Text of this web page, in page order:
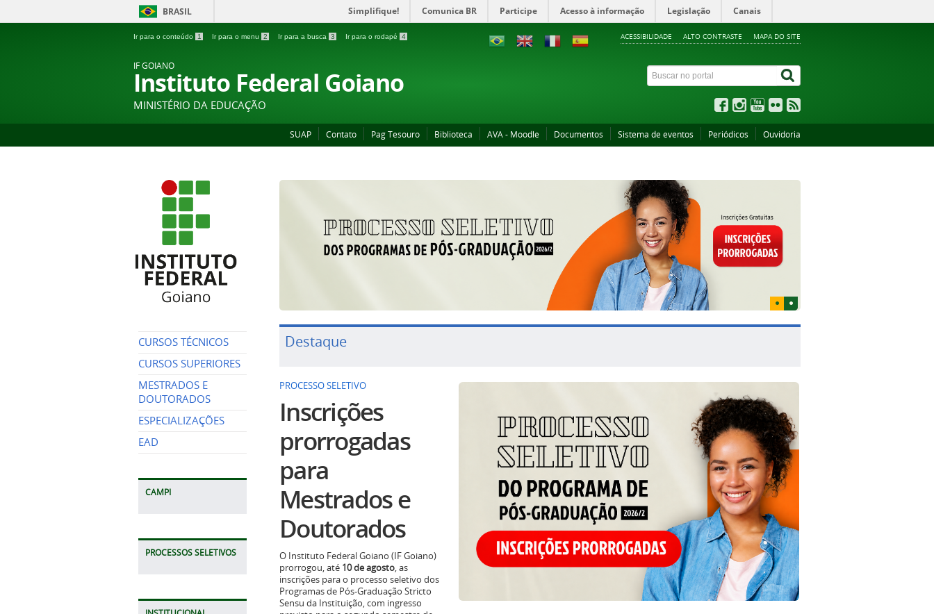
BRASIL Simplifique! Comunica BR Participe Acesso à informação Legislação Canais
Ir para o conteúdo 1 Ir para o menu 2 Ir para a busca 3 Ir para o rodapé 4 ACESSIBILIDADE ALTO CONTRASTE MAPA DO SITE
IF GOIANO
Instituto Federal Goiano
MINISTÉRIO DA EDUCAÇÃO
SUAP Contato Pag Tesouro Biblioteca AVA - Moodle Documentos Sistema de eventos Periódicos Ouvidoria
CURSOS TÉCNICOS
CURSOS SUPERIORES
MESTRADOS E
DOUTORADOS
ESPECIALIZAÇÕES
EAD
CAMPI
PROCESSOS SELETIVOS
Destaque
PROCESSO SELETIVO
Inscrições
prorrogadas
para
Mestrados e
Doutorados
O Instituto Federal Goiano (IF Goiano)
prorrogou, até 10 de agosto, as
inscrições para o processo seletivo dos
Programas de Pós-Graduação Stricto
Sensu da Instituição, com ingresso